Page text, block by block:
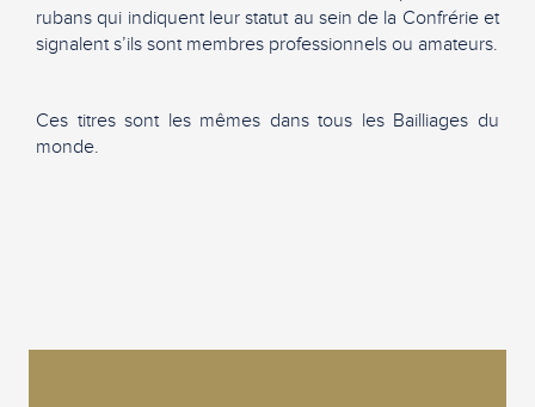
rubans qui indiquent leur statut au sein de la Confrérie et
signalent s’ils sont membres professionnels ou amateurs.
Ces titres sont les mêmes dans tous les Bailliages du
monde.